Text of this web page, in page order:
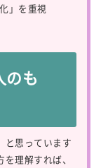
」を重視
のも
と思っています
理解すれば、